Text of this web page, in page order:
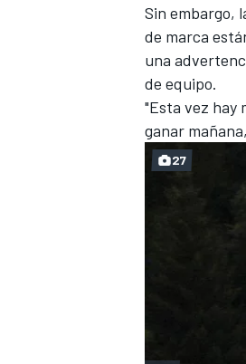
Sin embargo,
de marca
una
de equipo.
"Esta vez hay
ganar
27